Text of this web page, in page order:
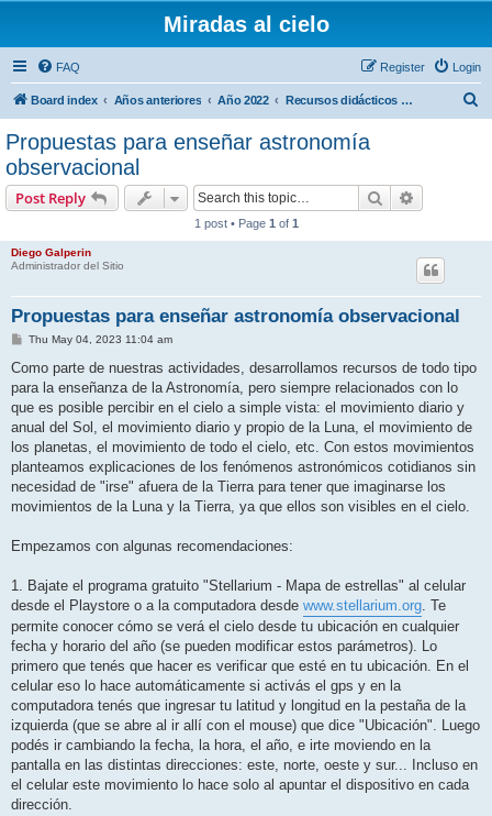
Miradas al cielo
FAQ Login
Register
Board index Años anteriores Año 2022 Recursos didácticos para docentes
Propuestas para enseñar astronomía
observacional
Post Reply Search
1 post • Page 1 of 1
Diego Galperin
Administrador del Sitio
Propuestas para enseñar astronomía observacional
P
s
Thu May 04, 2023 11:04 am
Como parte de nuestras actividades, desarrollamos recursos de todo tipo
para la enseñanza de la Astronomía, pero siempre relacionados con lo
que es posible percibir en el cielo a simple vista: el movimiento diario y
anual del Sol, el movimiento diario y propio de la Luna, el movimiento de
los planetas, el movimiento de todo el cielo, etc. Con estos movimientos
planteamos explicaciones de los fenómenos astronómicos cotidianos sin
necesidad de "irse" afuera de la Tierra para tener que imaginarse los
movimientos de la Luna y la Tierra, ya que ellos son visibles en el cielo.
Empezamos con algunas recomendaciones:
1. Bajate el programa gratuito "Stellarium - Mapa de estrellas" al celular
desde el Playstore o a la computadora desde www.stellarium.org. Te
permite conocer cómo se verá el cielo desde tu ubicación en cualquier
fecha y horario del año (se pueden modificar estos parámetros). Lo
primero que tenés que hacer es verificar que esté en tu ubicación. En el
celular eso lo hace automáticamente si activás el gps y en la
computadora tenés que ingresar tu latitud y longitud en la pestaña de la
izquierda (que se abre al ir allí con el mouse) que dice "Ubicación". Luego
podés ir cambiando la fecha, la hora, el año, e irte moviendo en la
pantalla en las distintas direcciones: este, norte, oeste y sur... Incluso en
el celular este movimiento lo hace solo al apuntar el dispositivo en cada
dirección.